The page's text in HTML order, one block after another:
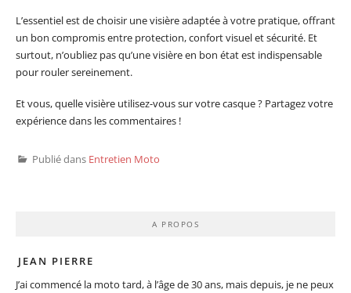
L’essentiel est de choisir une visière adaptée à votre pratique, offrant
un bon compromis entre protection, confort visuel et sécurité. Et
surtout, n’oubliez pas qu’une visière en bon état est indispensable
pour rouler sereinement.
Et vous, quelle visière utilisez-vous sur votre casque ? Partagez votre
expérience dans les commentaires !
Publié dans Entretien Moto
A PROPOS
JEAN PIERRE
J’ai commencé la moto tard, à l’âge de 30 ans, mais depuis, je ne peux